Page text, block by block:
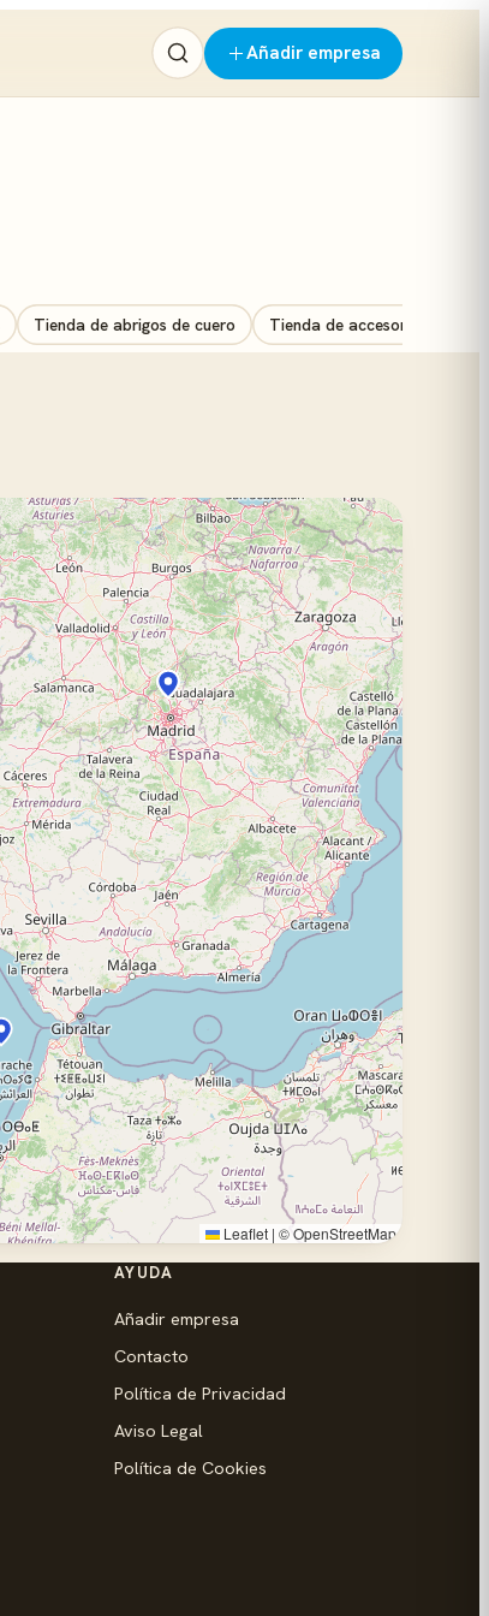
Añadir empresa
Tienda de abrigos de cuero Tienda de accesorios de
Leaflet | ©OpenStreetMap
AYUDA
Añadir empresa
Contacto
Política de Privacidad
Aviso Legal
Política de Cookies